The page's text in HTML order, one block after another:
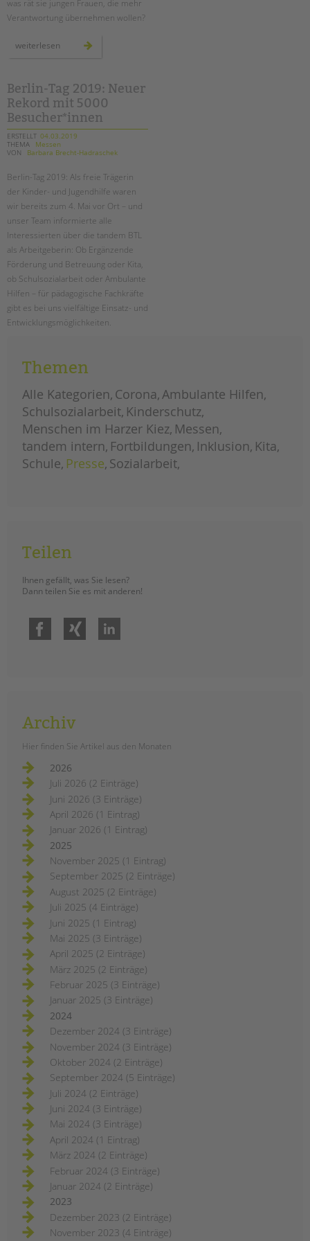
was rät sie jungen Frauen, die mehr
Verantwortung übernehmen wollen?
weiterlesen frauen
perspektiven
Berlin-Tag 2019: Neuer
Rekord mit 5000
Besucher*innen
ERSTELLT 04.03.2019
THEMA
Messen
VON
Barbara Brecht-Hadraschek
Berlin-Tag 2019: Als freie Trägerin
der Kinder- und Jugendhilfe waren
wir bereits zum 4. Mai vor Ort – und
unser Team informierte alle
Interessierten über die tandem BTL
als Arbeitgeberin: Ob Ergänzende
Förderung und Betreuung oder Kita,
ob Schulsozialarbeit oder Ambulante
Hilfen – für pädagogische Fachkräfte
gibt es bei uns vielfältige Einsatz- und
Entwicklungsmöglichkeiten.
2019:
neuer
mit
5000
besucher*innen
Themen
Alle Kategorien Corona Ambulante Hilfen
Schulsozialarbeit Kinderschutz
Menschen im Harzer Kiez Messen
tandem intern Fortbildungen Inklusion Kita
Schule Presse Sozialarbeit
Teilen
Ihnen gefällt, was Sie lesen?
Dann teilen Sie es mit anderen!
Facebook Xing
Archiv
Hier finden Sie Artikel aus den Monaten
2026
Juli 2026 (2 Einträge)
Juni 2026 (3 Einträge)
April 2026 (1 Eintrag)
Januar 2026 (1 Eintrag)
2025
November 2025 (1 Eintrag)
September 2025 (2 Einträge)
August 2025 (2 Einträge)
Juli 2025 (4 Einträge)
Juni 2025 (1 Eintrag)
Mai 2025 (3 Einträge)
April 2025 (2 Einträge)
März 2025 (2 Einträge)
Februar 2025 (3 Einträge)
Januar 2025 (3 Einträge)
2024
Dezember 2024 (3 Einträge)
November 2024 (3 Einträge)
Oktober 2024 (2 Einträge)
September 2024 (5 Einträge)
Juli 2024 (2 Einträge)
Juni 2024 (3 Einträge)
Mai 2024 (3 Einträge)
April 2024 (1 Eintrag)
März 2024 (2 Einträge)
Februar 2024 (3 Einträge)
Januar 2024 (2 Einträge)
2023
Dezember 2023 (2 Einträge)
November 2023 (4 Einträge)